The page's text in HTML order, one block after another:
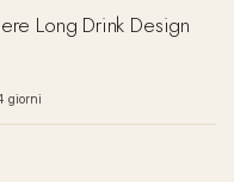
Long Drink Design
giorni